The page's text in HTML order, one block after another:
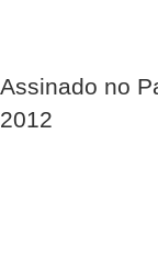
Assinado no
2012